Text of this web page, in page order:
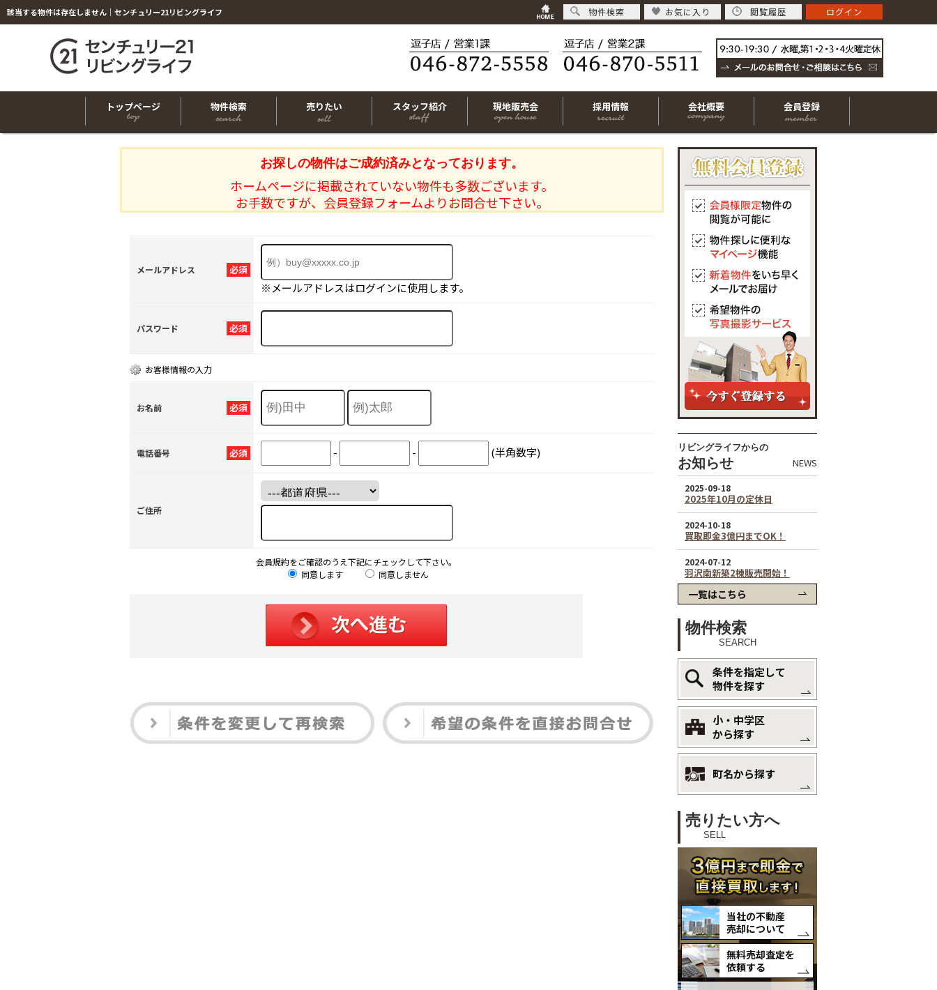
該当する物件は存在しません｜センチュリー21リビングライフ
トップページ 物件検索 売りたい スタッフ紹介 現地販売会 採用情報 会社概要 会員登録
お探しの物件はご成約済みとなっております。
ホームページに掲載されていない物件も多数ございます。
お手数ですが、会員登録フォームよりお問合せ下さい。
必須
メールアドレス
※メールアドレスはログインに使用します。
必須
パスワード
お客様情報の入力
必須
お名前
必須
電話番号 - - (半角数字)
ご住所
会員規約をご確認のうえ下記にチェックして下さい。
同意します
同意しません
リビングライフからの
お知らせ NEWS
一覧はこちら
物件検索
SEARCH
条件を指定して
物件を探す
小・中学区
から探す
町名から探す
売りたい方へ
SELL
当社の不動産
売却について
無料売却査定を
依頼する
物件検索 お気に入り 閲覧履歴 ログイン